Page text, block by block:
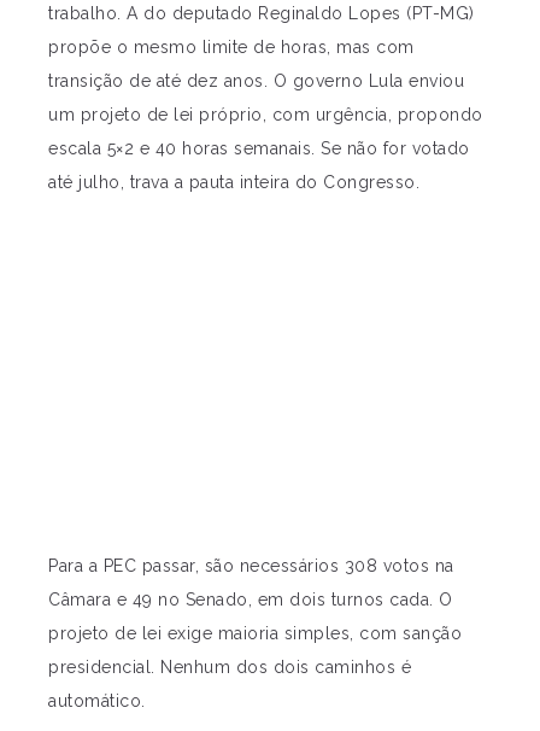
trabalho. A do deputado Reginaldo Lopes (PT-MG)
propõe o mesmo limite de horas, mas com
transição de até dez anos. O governo Lula enviou
um projeto de lei próprio, com urgência, propondo
escala 5×2 e 40 horas semanais. Se não for votado
até julho, trava a pauta inteira do Congresso.
Para a PEC passar, são necessários 308 votos na
Câmara e 49 no Senado, em dois turnos cada. O
projeto de lei exige maioria simples, com sanção
presidencial. Nenhum dos dois caminhos é
automático.